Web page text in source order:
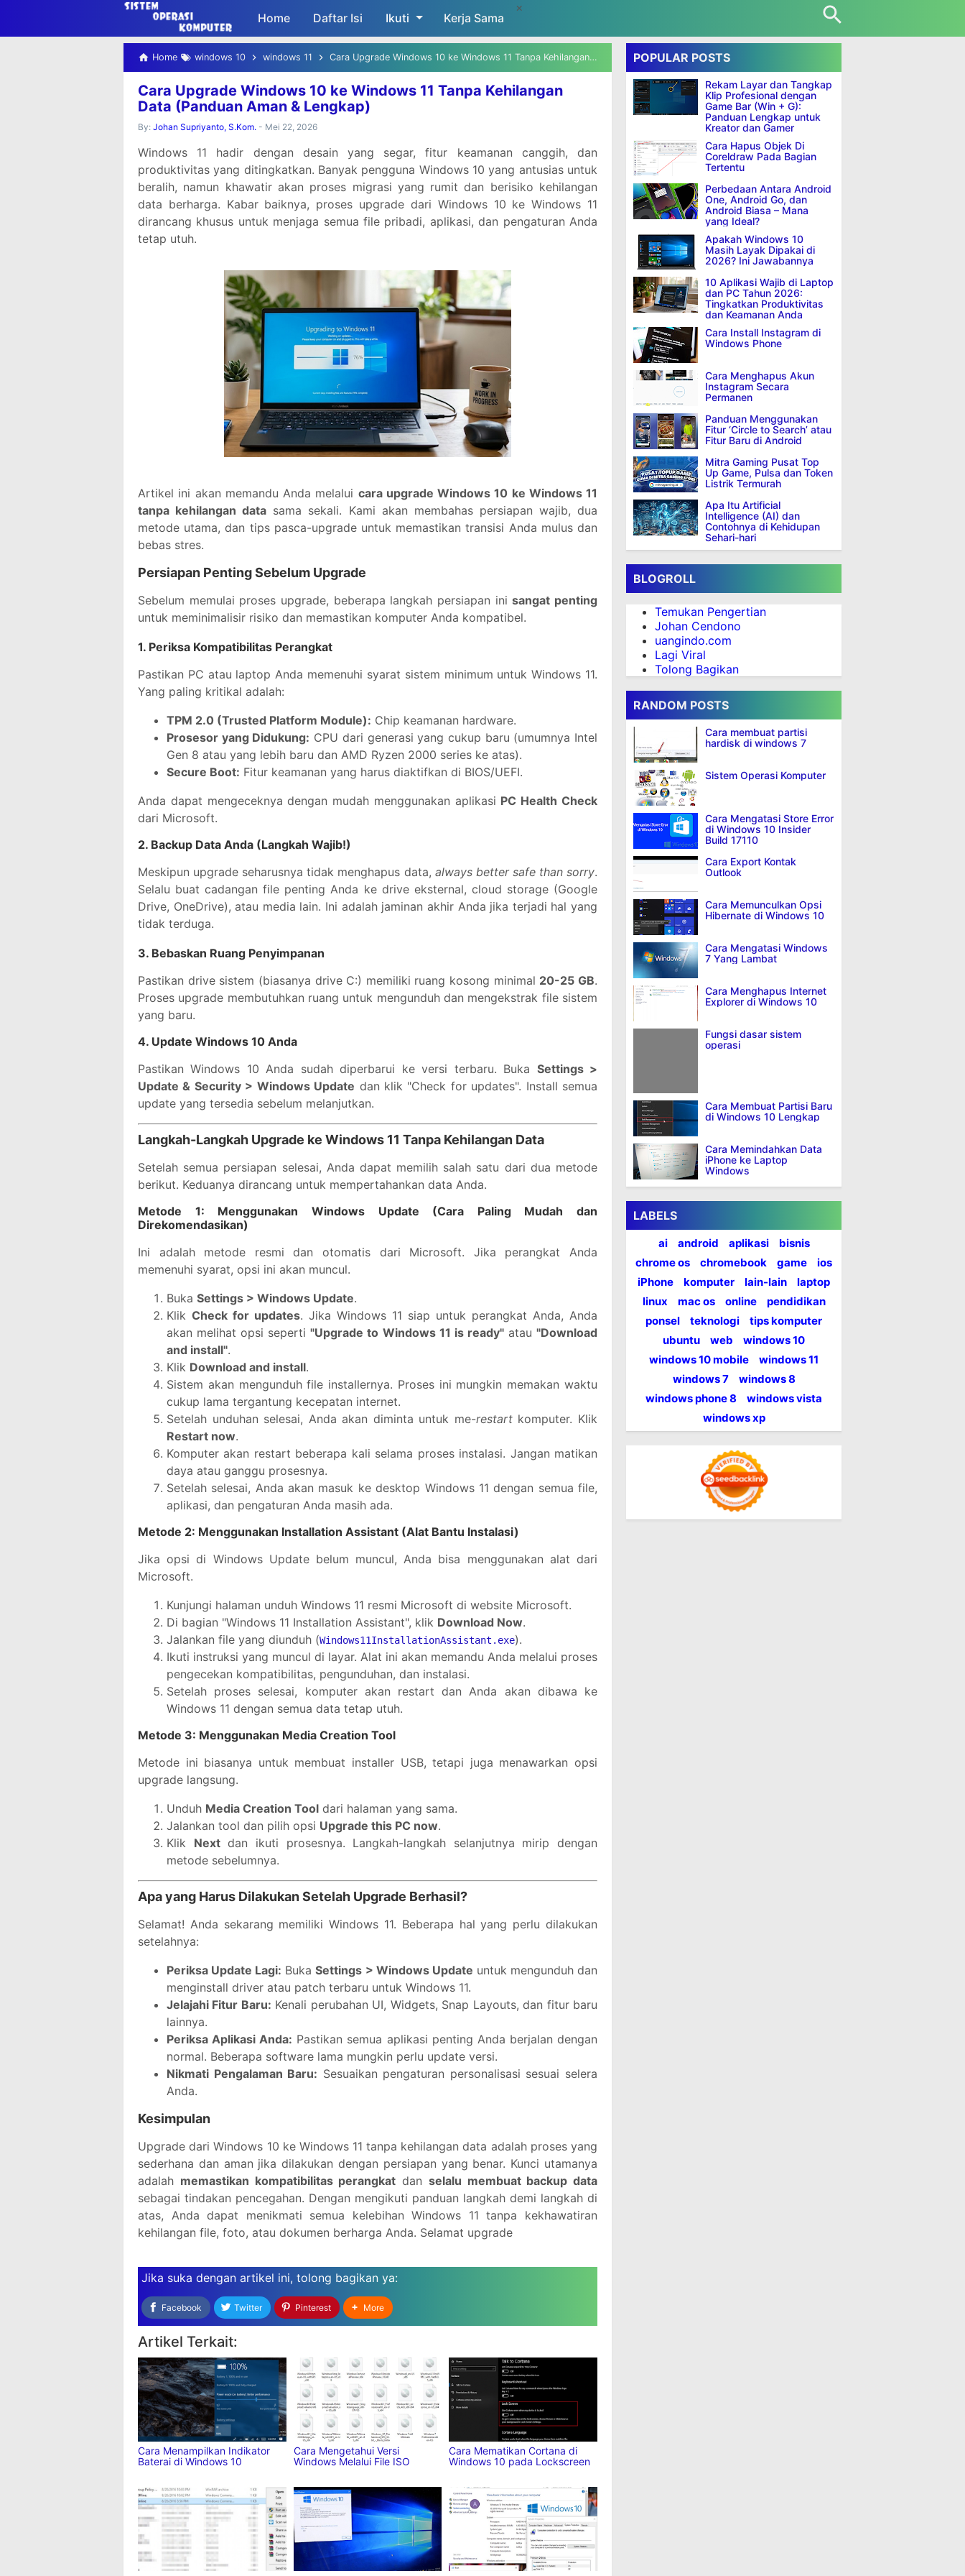
Skip to main content
Home Daftar Isi Ikuti Kerja Sama
×
Home windows 10 windows 11 Cara Upgrade Windows 10 ke Windows 11 Tanpa Kehilangan Data (Panduan Aman & Lengkap)
Cara Upgrade Windows 10 ke Windows 11 Tanpa Kehilangan
Data (Panduan Aman & Lengkap)
By: Johan Supriyanto, S.Kom. - Mei 22, 2026
Windows 11 hadir dengan desain yang segar, fitur keamanan canggih, dan
produktivitas yang ditingkatkan. Banyak pengguna Windows 10 yang antusias untuk
beralih, namun khawatir akan proses migrasi yang rumit dan berisiko kehilangan
data berharga. Kabar baiknya, proses upgrade dari Windows 10 ke Windows 11
dirancang khusus untuk menjaga semua file pribadi, aplikasi, dan pengaturan Anda
tetap utuh.
Artikel ini akan memandu Anda melalui cara upgrade Windows 10 ke Windows 11
tanpa kehilangan data sama sekali. Kami akan membahas persiapan wajib, dua
metode utama, dan tips pasca-upgrade untuk memastikan transisi Anda mulus dan
bebas stres.
Persiapan Penting Sebelum Upgrade
Sebelum memulai proses upgrade, beberapa langkah persiapan inisangat penting
untuk meminimalisir risiko dan memastikan komputer Anda kompatibel.
1. Periksa Kompatibilitas Perangkat
Pastikan PC atau laptop Anda memenuhi syarat sistem minimum untuk Windows 11.
Yang paling kritikal adalah:
TPM 2.0 (Trusted Platform Module): Chip keamanan hardware.
Prosesor yang Didukung: CPU dari generasi yang cukup baru (umumnya Intel
Gen 8 atau yang lebih baru dan AMD Ryzen 2000 series ke atas).
Secure Boot: Fitur keamanan yang harus diaktifkan di BIOS/UEFI.
Anda dapat mengeceknya dengan mudah menggunakan aplikasi PC Health Check
dari Microsoft.
2. Backup Data Anda (Langkah Wajib!)
Meskipun upgrade seharusnya tidak menghapus data, always better safe than sorry.
Selalu buat cadangan file penting Anda ke drive eksternal, cloud storage (Google
Drive, OneDrive), atau media lain. Ini adalah jaminan akhir Anda jika terjadi hal yang
tidak terduga.
3. Bebaskan Ruang Penyimpanan
Pastikan drive sistem (biasanya drive C:) memiliki ruang kosong minimal 20-25 GB.
Proses upgrade membutuhkan ruang untuk mengunduh dan mengekstrak file sistem
yang baru.
4. Update Windows 10 Anda
Pastikan Windows 10 Anda sudah diperbarui ke versi terbaru. Buka Settings >
Update & Security > Windows Update dan klik "Check for updates". Install semua
update yang tersedia sebelum melanjutkan.
Langkah-Langkah Upgrade ke Windows 11 Tanpa Kehilangan Data
Setelah semua persiapan selesai, Anda dapat memilih salah satu dari dua metode
berikut. Keduanya dirancang untuk mempertahankan data Anda.
Metode 1: Menggunakan Windows Update (Cara Paling Mudah dan
Direkomendasikan)
Ini adalah metode resmi dan otomatis dari Microsoft. Jika perangkat Anda
memenuhi syarat, opsi ini akan muncul.
Buka Settings > Windows Update.
Klik Check for updates. Jika Windows 11 siap untuk perangkat Anda, Anda
akan melihat opsi seperti"Upgrade to Windows 11 is ready"atau"Download
and install".
Klik Download and install.
Sistem akan mengunduh file installernya. Proses ini mungkin memakan waktu
cukup lama tergantung kecepatan internet.
Setelah unduhan selesai, Anda akan diminta untuk me-restartkomputer. Klik
Restart now.
Komputer akan restart beberapa kali selama proses instalasi. Jangan matikan
daya atau ganggu prosesnya.
Setelah selesai, Anda akan masuk ke desktop Windows 11 dengan semua file,
aplikasi, dan pengaturan Anda masih ada.
Metode 2: Menggunakan Installation Assistant (Alat Bantu Instalasi)
Jika opsi di Windows Update belum muncul, Anda bisa menggunakan alat dari
Microsoft.
Kunjungi halaman unduh Windows 11 resmi Microsoft di website Microsoft.
Di bagian "Windows 11 Installation Assistant", klik Download Now.
Jalankan file yang diunduh (Windows11InstallationAssistant.exe).
Ikuti instruksi yang muncul di layar. Alat ini akan memandu Anda melalui proses
pengecekan kompatibilitas, pengunduhan, dan instalasi.
Setelah proses selesai, komputer akan restart dan Anda akan dibawa ke
Windows 11 dengan semua data tetap utuh.
Metode 3: Menggunakan Media Creation Tool
Metode ini biasanya untuk membuat installer USB, tetapi juga menawarkan opsi
upgrade langsung.
Unduh Media Creation Tool dari halaman yang sama.
Jalankan tool dan pilih opsi Upgrade this PC now.
Klik Nextdan ikuti prosesnya. Langkah-langkah selanjutnya mirip dengan
metode sebelumnya.
Apa yang Harus Dilakukan Setelah Upgrade Berhasil?
Selamat! Anda sekarang memiliki Windows 11. Beberapa hal yang perlu dilakukan
setelahnya:
Periksa Update Lagi: BukaSettings > Windows Update untuk mengunduh dan
menginstall driver atau patch terbaru untuk Windows 11.
Jelajahi Fitur Baru: Kenali perubahan UI, Widgets, Snap Layouts, dan fitur baru
lainnya.
Periksa Aplikasi Anda: Pastikan semua aplikasi penting Anda berjalan dengan
normal. Beberapa software lama mungkin perlu update versi.
Nikmati Pengalaman Baru: Sesuaikan pengaturan personalisasi sesuai selera
Anda.
Kesimpulan
Upgrade dari Windows 10 ke Windows 11 tanpa kehilangan data adalah proses yang
sederhana dan aman jika dilakukan dengan persiapan yang benar. Kunci utamanya
adalah memastikan kompatibilitas perangkat dan selalu membuat backup data
sebagai tindakan pencegahan. Dengan mengikuti panduan langkah demi langkah di
atas, Anda dapat menikmati semua kelebihan Windows 11 tanpa kekhawatiran
kehilangan file, foto, atau dokumen berharga Anda. Selamat upgrade
Jika suka dengan artikel ini, tolong bagikan ya:
Facebook Twitter Pinterest More
Artikel Terkait:
Cara Menampilkan Indikator
Baterai di Windows 10
Cara Mengetahui Versi
Windows Melalui File ISO
Cara Mematikan Cortana di
Windows 10 pada Lockscreen
POPULAR POSTS
Rekam Layar dan Tangkap
Klip Profesional dengan
Game Bar (Win + G):
Panduan Lengkap untuk
Kreator dan Gamer
Cara Hapus Objek Di
Coreldraw Pada Bagian
Tertentu
Perbedaan Antara Android
One, Android Go, dan
Android Biasa – Mana
yang Ideal?
Apakah Windows 10
Masih Layak Dipakai di
2026? Ini Jawabannya
10 Aplikasi Wajib di Laptop
dan PC Tahun 2026:
Tingkatkan Produktivitas
dan Keamanan Anda
Cara Install Instagram di
Windows Phone
Cara Menghapus Akun
Instagram Secara
Permanen
Panduan Menggunakan
Fitur ‘Circle to Search’ atau
Fitur Baru di Android
Mitra Gaming Pusat Top
Up Game, Pulsa dan Token
Listrik Termurah
Apa Itu Artificial
Intelligence (AI) dan
Contohnya di Kehidupan
Sehari-hari
BLOGROLL
Temukan Pengertian
Johan Cendono
uangindo.com
Lagi Viral
Tolong Bagikan
RANDOM POSTS
Cara membuat partisi
hardisk di windows 7
Sistem Operasi Komputer
Cara Mengatasi Store Error
di Windows 10 Insider
Build 17110
Cara Export Kontak
Outlook
Cara Memunculkan Opsi
Hibernate di Windows 10
Cara Mengatasi Windows
7 Yang Lambat
Cara Menghapus Internet
Explorer di Windows 10
Fungsi dasar sistem
operasi
Cara Membuat Partisi Baru
di Windows 10 Lengkap
Cara Memindahkan Data
iPhone ke Laptop
Windows
LABELS
ai android aplikasi
bisnis
chrome os
chromebook game
ios
iPhone
komputer lain-lain
laptop
linux
mac os online
pendidikan
ponsel
teknologi
tips komputer
ubuntu
web
windows 10
windows 10 mobile
windows 11
windows 7
windows 8
windows phone 8
windows vista
windows xp